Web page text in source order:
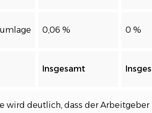
0,06 % 0 %
Insgesamt
wird deutlich, dass der